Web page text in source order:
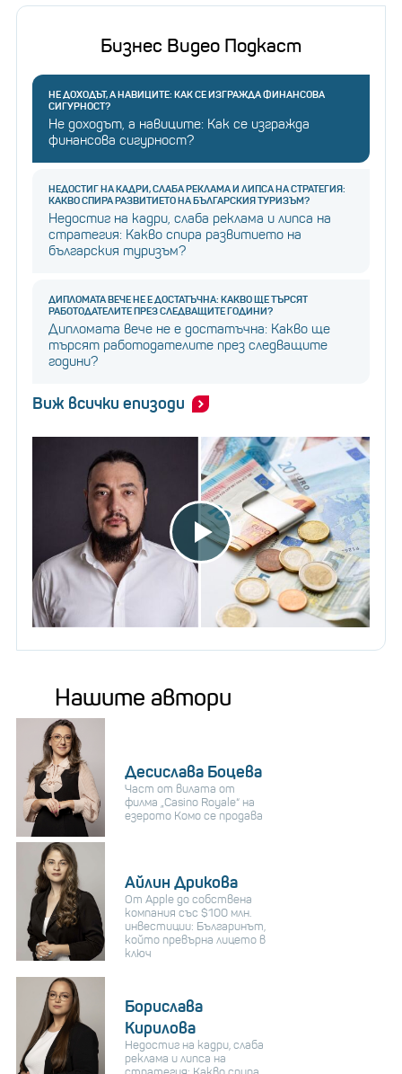
Бизнес Видео Подкаст
НЕ ДОХОДЪТ, А НАВИЦИТЕ: КАК СЕ ИЗГРАЖДА ФИНАНСОВА
СИГУРНОСТ?
Не доходът, а навиците: Как се изгражда
финансова сигурност?
НЕДОСТИГ НА КАДРИ, СЛАБА РЕКЛАМА И ЛИПСА НА СТРАТЕГИЯ:
КАКВО СПИРА РАЗВИТИЕТО НА БЪЛГАРСКИЯ ТУРИЗЪМ?
Недостиг на кадри, слаба реклама и липса на
стратегия: Какво спира развитието на
българския туризъм?
ДИПЛОМАТА ВЕЧЕ НЕ Е ДОСТАТЪЧНА: КАКВО ЩЕ ТЪРСЯТ
РАБОТОДАТЕЛИТЕ ПРЕЗ СЛЕДВАЩИТЕ ГОДИНИ?
Дипломата вече не е достатъчна: Какво ще
търсят работодателите през следващите
години?
Виж всички епизоди
Нашите автори
Десислава Боцева
Част от вилата от
филма „Casino Royale“ на
езерото Комо се продава
Айлин Дрикова
От Apple до собствена
компания със $100 млн.
инвестиции: Българинът,
който превърна лицето в
ключ
Борислава
Кирилова
Недостиг на кадри, слаба
реклама и липса на